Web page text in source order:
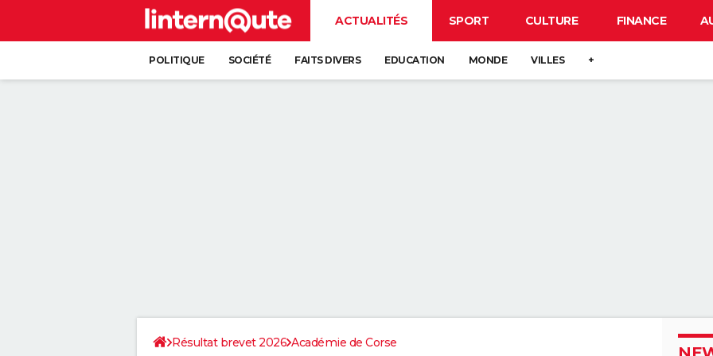
ACTUALITÉS SPORT CULTURE FINANCE
POLITIQUE SOCIÉTÉ FAITS DIVERS EDUCATION MONDE VILLES +
Résultat brevet 2026 Académie de Corse